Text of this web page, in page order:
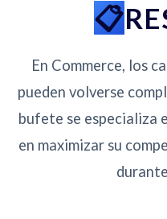
En Commerce, los
pueden volverse
bufete se especializa
en maximizar su